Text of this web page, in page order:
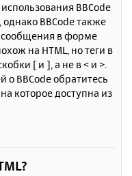
BBCode
BBCode также
в форме
на HTML, но теги в
[ и ], а не в < и >.
BBCode обратитесь
которое доступна из